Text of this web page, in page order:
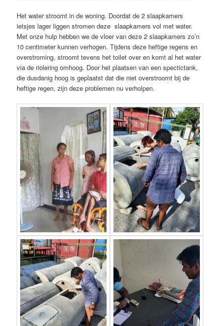
Het water stroomt in de woning. Doordat de 2 slaapkamers
ietsjes lager liggen stromen deze slaapkamers vol met water.
Met onze hulp hebben we de vloer van deze 2 slaapkamers zo’n
10 centimeter kunnen verhogen. Tijdens deze heftige regens en
overstroming, stroomt tevens het toilet over en komt al het water
via de riolering omhoog. Door het plaatsen van een spectictank,
die dusdanig hoog is geplaatst dat die niet overstroomt bij de
heftige regen, zijn deze problemen nu verholpen.